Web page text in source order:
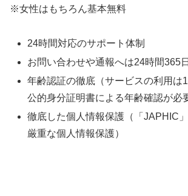
※女性はもちろん基本無料
24時間対応のサポート体制
お問い合わせや通報へは24時間365
年齢認証の徹底（サービスの利用は
公的身分証明書による年齢確認が必
徹底した個人情報保護（「JAPHIC
厳重な個人情報保護）